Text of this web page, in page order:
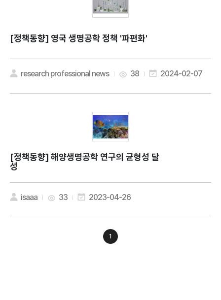
[정책동향] 영국 생명공학 정책 '파편화'
research professional news 38 2024-02-07
[정책동향]
성
isaaa 33 2023-04-26
1